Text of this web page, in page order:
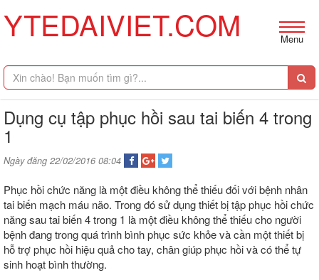
YTEDAIVIET.COM Menu
Dụng cụ tập phục hồi sau tai biến 4 trong
1
Ngày đăng 22/02/2016 08:04
Phục hồi chức năng là một điều không thể thiếu đối với bệnh nhân
tai biến mạch máu não. Trong đó sử dụng thiết bị tập phục hồi chức
năng sau tai biến 4 trong 1 là một điều không thể thiếu cho người
bệnh đang trong quá trình bình phục sức khỏe và cần một thiết bị
hỗ trợ phục hồi hiệu quả cho tay, chân giúp phục hồi và có thể tự
sinh hoạt bình thường.